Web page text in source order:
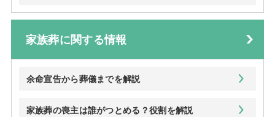
家族葬に関する情報
余命宣告から葬儀までを解説
家族葬の喪主は誰がつとめる？役割を解説